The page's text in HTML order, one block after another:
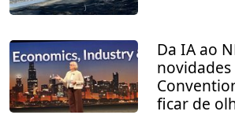
Da IA ao
novidades
ficar de